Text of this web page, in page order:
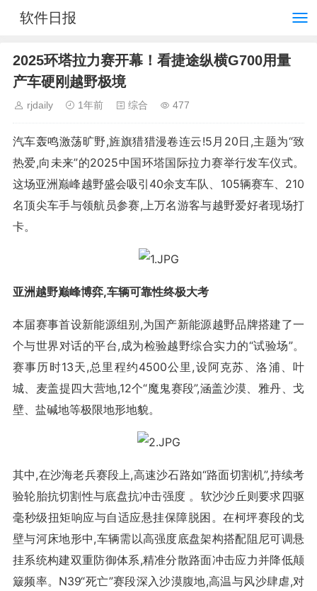
软件日报
2025环塔拉力赛开幕！看捷途纵横G700用量
产车硬刚越野极境
rjdaily 1年前 综合 477
汽车轰鸣激荡旷野,旌旗猎猎漫卷连云!5月20日,主题为“致
热爱,向未来”的2025中国环塔国际拉力赛举行发车仪式。
这场亚洲巅峰越野盛会吸引40余支车队、105辆赛车、210
名顶尖车手与领航员参赛,上万名游客与越野爱好者现场打
卡。
亚洲越野巅峰博弈,车辆可靠性终极大考
本届赛事首设新能源组别,为国产新能源越野品牌搭建了一
个与世界对话的平台,成为检验越野综合实力的“试验场”。
赛事历时13天,总里程约4500公里,设阿克苏、洛浦、叶
城、麦盖提四大营地,12个“魔鬼赛段”,涵盖沙漠、雅丹、戈
壁、盐碱地等极限地形地貌。
其中,在沙海老兵赛段上,高速沙石路如“路面切割机”,持续考
验轮胎抗切割性与底盘抗冲击强度 。软沙沙丘则要求四驱
毫秒级扭矩响应与自适应悬挂保障脱困。在柯坪赛段的戈
壁与河床地形中,车辆需以高强度底盘架构搭配阻尼可调悬
挂系统构建双重防御体系,精准分散路面冲击应力并降低颠
簸频率。N39“死亡”赛段深入沙漠腹地,高温与风沙肆虐,对